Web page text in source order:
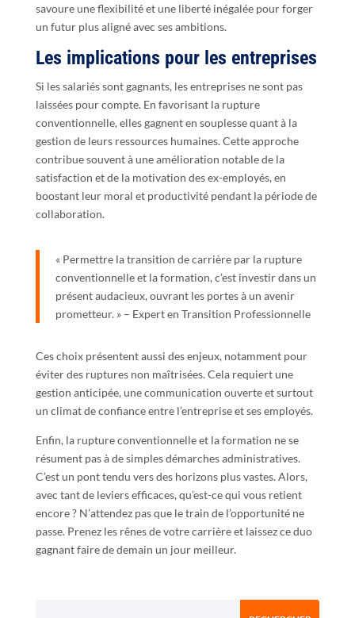
savoure une flexibilité et une liberté inégalée pour forger
un futur plus aligné avec ses ambitions.
Les implications pour les entreprises
Si les salariés sont gagnants, les entreprises ne sont pas
laissées pour compte. En favorisant la rupture
conventionnelle, elles gagnent en souplesse quant à la
gestion de leurs ressources humaines. Cette approche
contribue souvent à une amélioration notable de la
satisfaction et de la motivation des ex-employés, en
boostant leur moral et productivité pendant la période de
collaboration.
« Permettre la transition de carrière par la rupture
conventionnelle et la formation, c’est investir dans un
présent audacieux, ouvrant les portes à un avenir
prometteur. » – Expert en Transition Professionnelle
Ces choix présentent aussi des enjeux, notamment pour
éviter des ruptures non maîtrisées. Cela requiert une
gestion anticipée, une communication ouverte et surtout
un climat de confiance entre l’entreprise et ses employés.
Enfin, la rupture conventionnelle et la formation ne se
résument pas à de simples démarches administratives.
C’est un pont tendu vers des horizons plus vastes. Alors,
avec tant de leviers efficaces, qu’est-ce qui vous retient
encore ? N’attendez pas que le train de l’opportunité ne
passe. Prenez les rênes de votre carrière et laissez ce duo
gagnant faire de demain un jour meilleur.